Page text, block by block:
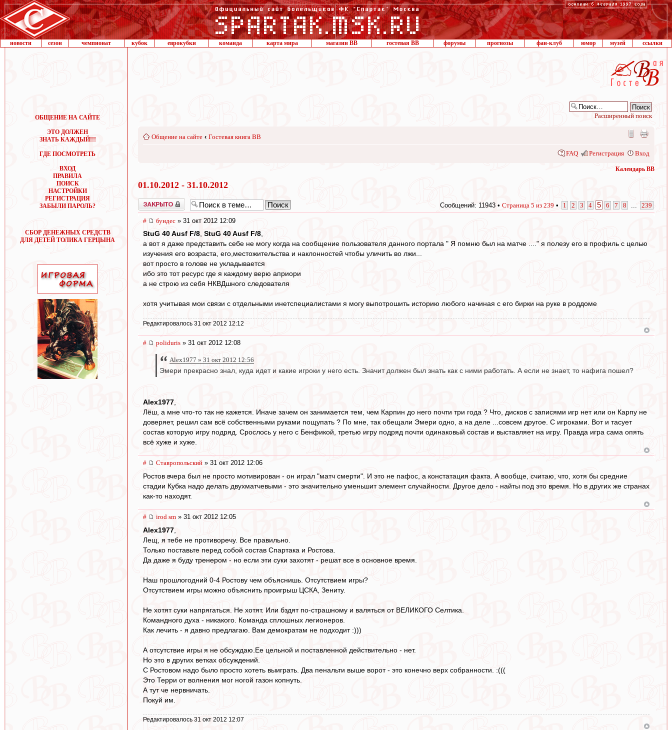
новости сезон чемпионат кубок еврокубки команда карта мира магазин ВВ гостевая ВВ форумы прогнозы фан-клуб юмор музей ссылки
ОБЩЕНИЕ НА САЙТЕ
ЭТО ДОЛЖЕН
ЗНАТЬ КАЖДЫЙ!!!
ГДЕ ПОСМОТРЕТЬ
ВХОД
ПРАВИЛА
ПОИСК
НАСТРОЙКИ
РЕГИСТРАЦИЯ
ЗАБЫЛИ ПАРОЛЬ?
СБОР ДЕНЕЖНЫХ СРЕДСТВ
ДЛЯ ДЕТЕЙ ТОЛИКА ГЕРЦЫНА
Расширенный поиск
Общение на сайте ‹ Гостевая книга ВВ
FAQ Регистрация Вход
Календарь ВВ
01.10.2012 - 31.10.2012
Закрыто Сообщений: 11943 • Страница 5 из 239 • 1 2 3 4 5 6 7 8 239
# бундес » 31 окт 2012 12:09
StuG 40 Ausf F/8, StuG 40 Ausf F/8,
а вот я даже представить себе не могу когда на сообщение пользователя данного портала " Я помню был на матче ...." я полезу его в профиль с целью
изучения его возраста, его,местожительства и наклонностей чтобы уличить во лжи...
вот просто в голове не укладывается
ибо это тот ресурс где я каждому верю априори
а не строю из себя НКВДшного следователя
хотя учитывая мои связи с отдельными инетспециалистами я могу выпотрошить историю любого начиная с его бирки на руке в роддоме
Редактировалось 31 окт 2012 12:12
# poliduris » 31 окт 2012 12:08
Alex1977 » 31 окт 2012 12:56
Эмери прекрасно знал, куда идет и какие игроки у него есть. Значит должен был знать как с ними работать. А если не знает, то нафига пошел?
Alex1977,
Лёш, а мне что-то так не кажется. Иначе зачем он занимается тем, чем Карпин до него почти три года ? Что, дисков с записями игр нет или он Карпу не
доверяет, решил сам всё собственными руками пощупать ? По мне, так обещали Эмери одно, а на деле ...совсем другое. С игроками. Вот и тасует
состав которую игру подряд. Срослось у него с Бенфикой, третью игру подряд почти одинаковый состав и выставляет на игру. Правда игра сама опять
всё хуже и хуже.
# Ставропольский » 31 окт 2012 12:06
Ростов вчера был не просто мотивирован - он играл "матч смерти". И это не пафос, а констатация факта. А вообще, считаю, что, хотя бы средние
стадии Кубка надо делать двухматчевыми - это значительно уменьшит элемент случайности. Другое дело - найты под это время. Но в других же странах
как-то находят.
# irod sm » 31 окт 2012 12:05
Alex1977
Лещ, я тебе не противоречу. Все правильно.
Только поставьте перед собой состав Спартака и Ростова.
Да даже я буду тренером - но если эти суки захотят - решат все в основное время.
Наш прошлогодний 0-4 Ростову чем объяснишь. Отсутствием игры?
Отсутствием игры можно объяснить проигрыш ЦСКА, Зениту.
Не хотят суки напрягаться. Не хотят. Или бздят по-страшному и валяться от ВЕЛИКОГО Селтика.
Командного духа - никакого. Команда сплошных легионеров.
Как лечить - я давно предлагаю. Вам демократам не подходит :)))
А отсутствие игры я не обсуждаю.Ее цельной и поставленной действительно - нет.
Но это в других ветках обсуждений.
С Ростовом надо было просто хотеть выиграть. Два пенальти выше ворот - это конечно верх собранности. :(((
Это Терри от волнения мог ногой газон копнуть.
А тут че нервничать.
Покуй им.
Редактировалось 31 окт 2012 12:07